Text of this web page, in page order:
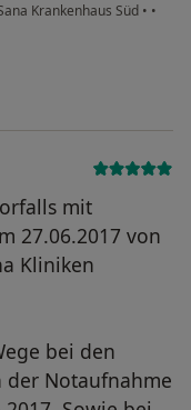
Krankenhaus Süd • •
mit
27.06.2017 von
Kliniken
bei den
Notaufnahme